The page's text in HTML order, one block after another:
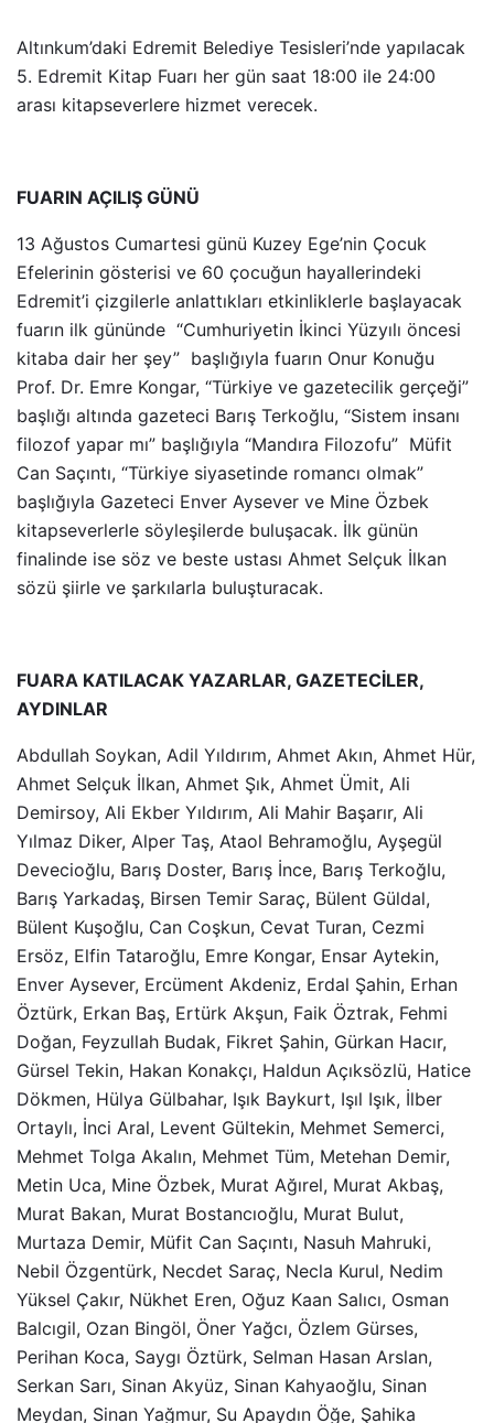
Altınkum’daki Edremit Belediye Tesisleri’nde yapılacak
5. Edremit Kitap Fuarı her gün saat 18:00 ile 24:00
arası kitapseverlere hizmet verecek.
FUARIN AÇILIŞ GÜNÜ
13 Ağustos Cumartesi günü Kuzey Ege’nin Çocuk
Efelerinin gösterisi ve 60 çocuğun hayallerindeki
Edremit’i çizgilerle anlattıkları etkinliklerle başlayacak
fuarın ilk gününde “Cumhuriyetin İkinci Yüzyılı öncesi
kitaba dair her şey” başlığıyla fuarın Onur Konuğu
Prof. Dr. Emre Kongar, “Türkiye ve gazetecilik gerçeği”
başlığı altında gazeteci Barış Terkoğlu, “Sistem insanı
filozof yapar mı” başlığıyla “Mandıra Filozofu” Müfit
Can Saçıntı, “Türkiye siyasetinde romancı olmak”
başlığıyla Gazeteci Enver Aysever ve Mine Özbek
kitapseverlerle söyleşilerde buluşacak. İlk günün
finalinde ise söz ve beste ustası Ahmet Selçuk İlkan
sözü şiirle ve şarkılarla buluşturacak.
FUARA KATILACAK YAZARLAR, GAZETECİLER,
AYDINLAR
Abdullah Soykan, Adil Yıldırım, Ahmet Akın, Ahmet Hür,
Ahmet Selçuk İlkan, Ahmet Şık, Ahmet Ümit, Ali
Demirsoy, Ali Ekber Yıldırım, Ali Mahir Başarır, Ali
Yılmaz Diker, Alper Taş, Ataol Behramoğlu, Ayşegül
Devecioğlu, Barış Doster, Barış İnce, Barış Terkoğlu,
Barış Yarkadaş, Birsen Temir Saraç, Bülent Güldal,
Bülent Kuşoğlu, Can Coşkun, Cevat Turan, Cezmi
Ersöz, Elfin Tataroğlu, Emre Kongar, Ensar Aytekin,
Enver Aysever, Ercüment Akdeniz, Erdal Şahin, Erhan
Öztürk, Erkan Baş, Ertürk Akşun, Faik Öztrak, Fehmi
Doğan, Feyzullah Budak, Fikret Şahin, Gürkan Hacır,
Gürsel Tekin, Hakan Konakçı, Haldun Açıksözlü, Hatice
Dökmen, Hülya Gülbahar, Işık Baykurt, Işıl Işık, İlber
Ortaylı, İnci Aral, Levent Gültekin, Mehmet Semerci,
Mehmet Tolga Akalın, Mehmet Tüm, Metehan Demir,
Metin Uca, Mine Özbek, Murat Ağırel, Murat Akbaş,
Murat Bakan, Murat Bostancıoğlu, Murat Bulut,
Murtaza Demir, Müfit Can Saçıntı, Nasuh Mahruki,
Nebil Özgentürk, Necdet Saraç, Necla Kurul, Nedim
Yüksel Çakır, Nükhet Eren, Oğuz Kaan Salıcı, Osman
Balcıgil, Ozan Bingöl, Öner Yağcı, Özlem Gürses,
Perihan Koca, Saygı Öztürk, Selman Hasan Arslan,
Serkan Sarı, Sinan Akyüz, Sinan Kahyaoğlu, Sinan
Meydan, Sinan Yağmur, Su Apaydın Öğe, Şahika